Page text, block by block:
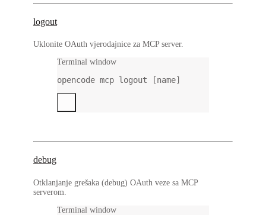
logout
Uklonite OAuth vjerodajnice za MCP server.
Terminal window
opencode mcp logout [name]
debug
Otklanjanje grešaka (debug) OAuth veze sa MCP
serverom.
Terminal window